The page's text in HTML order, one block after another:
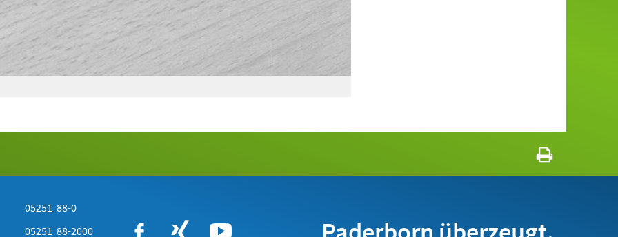
05251 88-0
05251 88-2000